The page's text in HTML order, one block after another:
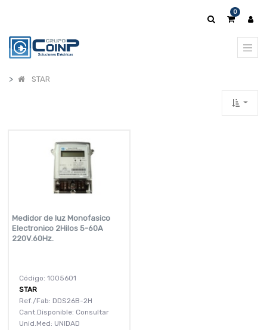
0
STAR
Medidor de luz Monofasico
Electronico 2Hilos 5-60A
220V.60Hz.
Código: 1005601
STAR
Ref./Fab: DDS26B-2H
Cant.Disponible: Consultar
Unid.Med: UNIDAD